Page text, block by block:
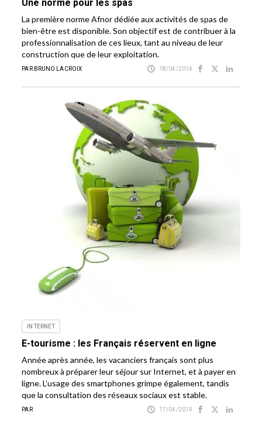
Une norme pour les spas
La première norme Afnor dédiée aux activités de spas de
bien-être est disponible. Son objectif est de contribuer à la
professionnalisation de ces lieux, tant au niveau de leur
construction que de leur exploitation.
PAR BRUNO LACROIX 18/04/2014
INTERNET
E-tourisme : les Français réservent en ligne
Année après année, les vacanciers français sont plus
nombreux à préparer leur séjour sur Internet, et à payer en
ligne. L’usage des smartphones grimpe également, tandis
que la consultation des réseaux sociaux est stable.
PAR 17/04/2014